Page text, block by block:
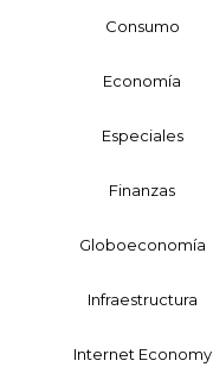
Consumo
Economía
Especiales
Finanzas
Globoeconomía
Infraestructura
Internet Economy